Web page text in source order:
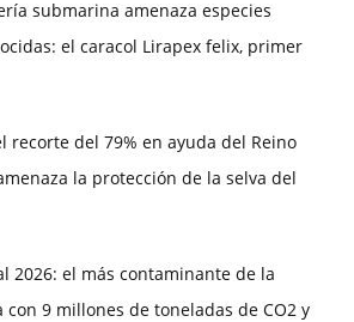
submarina amenaza especies
el caracol Lirapex felix, primer
recorte del 79% en ayuda del Reino
la protección de la selva del
2026: el más contaminante de la
con 9 millones de toneladas de CO2 y